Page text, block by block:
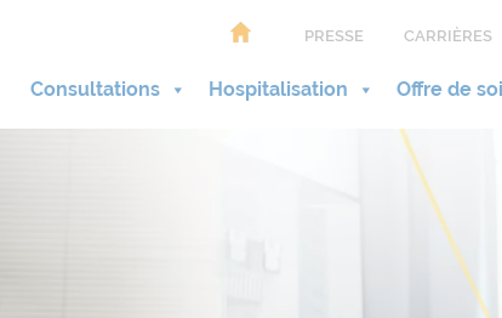
PRESSE CARRIÈRES
Consultations Hospitalisation Offre de